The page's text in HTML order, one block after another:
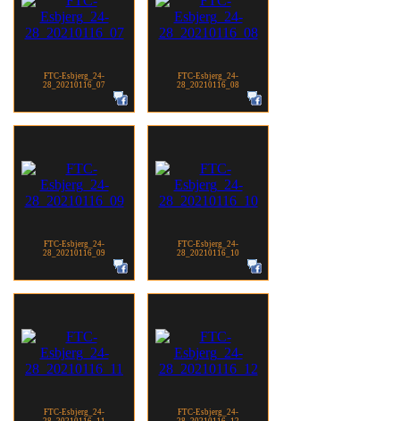
FTC-Esbjerg_24-
28_20210116_07
FTC-Esbjerg_24-
28_20210116_08
FTC-Esbjerg_24-
28_20210116_09
FTC-Esbjerg_24-
28_20210116_10
FTC-Esbjerg_24-
FTC-Esbjerg_24-